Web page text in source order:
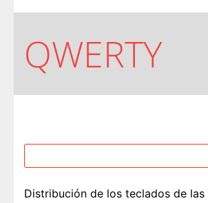
QWERTY
Distribución de los teclados de las